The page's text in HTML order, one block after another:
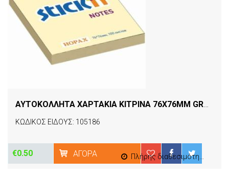
ΚΩΔΙΚΟΣ ΕΙΔΟΥΣ: 105186
€0.50 ΑΓΟΡΆ Πλήρης διαθεσιμότητα